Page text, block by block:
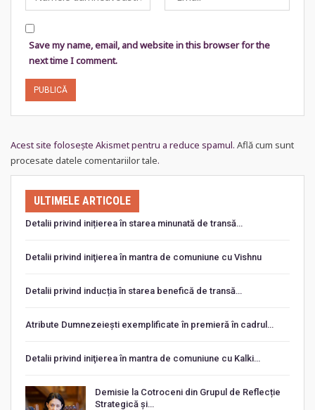
Save my name, email, and website in this browser for the
next time I comment.
Acest site folosește Akismet pentru a reduce spamul. Află cum sunt
procesate datele comentariilor tale.
ULTIMELE ARTICOLE
Detalii privind inițierea în starea minunată de transă…
Detalii privind iniţierea în mantra de comuniune cu Vishnu
Detalii privind inducția în starea benefică de transă…
Atribute Dumnezeiești exemplificate în premieră în cadrul…
Detalii privind iniţierea în mantra de comuniune cu Kalki…
Demisie la Cotroceni din Grupul de Reflecție
Strategică și…